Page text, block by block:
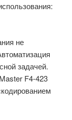
не
задачей.
F4-423